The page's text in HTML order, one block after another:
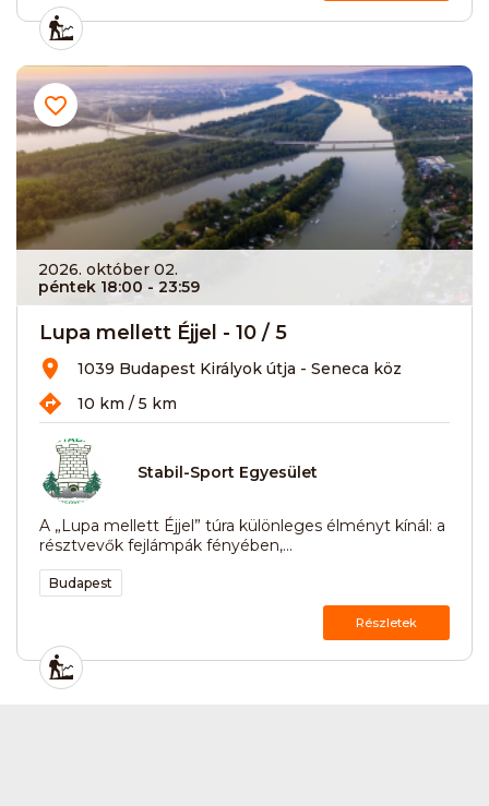
2026. október 02.
péntek 18:00 - 23:59
Lupa mellett Éjjel - 10 / 5
1039 Budapest Királyok útja - Seneca köz
10 km / 5 km
Stabil-Sport Egyesület
A „Lupa mellett Éjjel” túra különleges élményt kínál: a
résztvevők fejlámpák fényében,...
Budapest
Részletek